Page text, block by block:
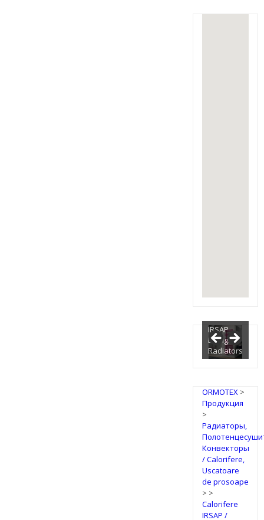
IRSAP
Design
Radiators
ORMOTEX>
Продукция
>
Радиаторы,
Конвекторы
/ Calorifere,
Uscatoare
de prosoape
> >
Calorifere
IRSAP /